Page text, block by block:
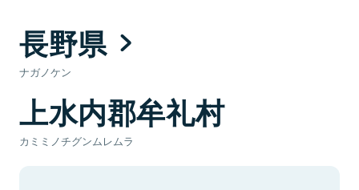
長野県
ナガノケン
上水内郡牟礼村
カミミノチグンムレムラ